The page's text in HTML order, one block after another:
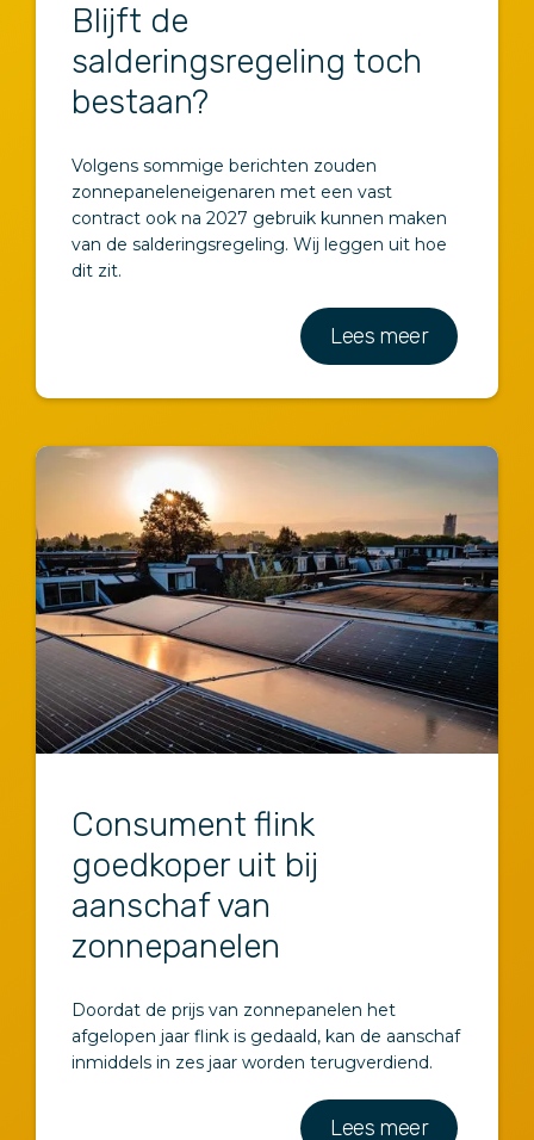
Blijft de
salderingsregeling toch
bestaan?
Volgens sommige berichten zouden
zonnepaneleneigenaren met een vast
contract ook na 2027 gebruik kunnen maken
van de salderingsregeling. Wij leggen uit hoe
dit zit.
Lees meer
Consument flink
goedkoper uit bij
aanschaf van
zonnepanelen
Doordat de prijs van zonnepanelen het
afgelopen jaar flink is gedaald, kan de aanschaf
inmiddels in zes jaar worden terugverdiend.
Lees meer